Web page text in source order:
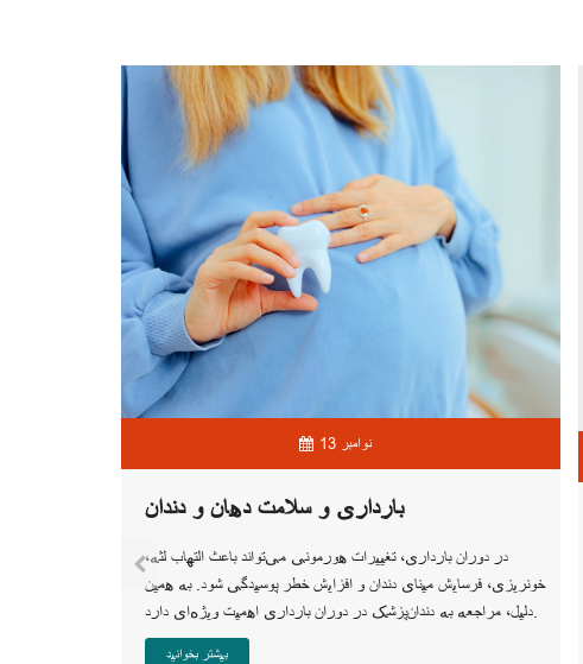
13 نوامبر
بارداری و سلامت دهان و دندان
در دوران بارداری، تغییرات هورمونی می‌تواند باعث التهاب لثه،
خونریزی، فرسایش مینای دندان و افزایش خطر پوسیدگی شود. به همین
دلیل، مراجعه به دندان‌پزشک در دوران بارداری اهمیت ویژه‌ای دارد.
بیشتر بخوانید